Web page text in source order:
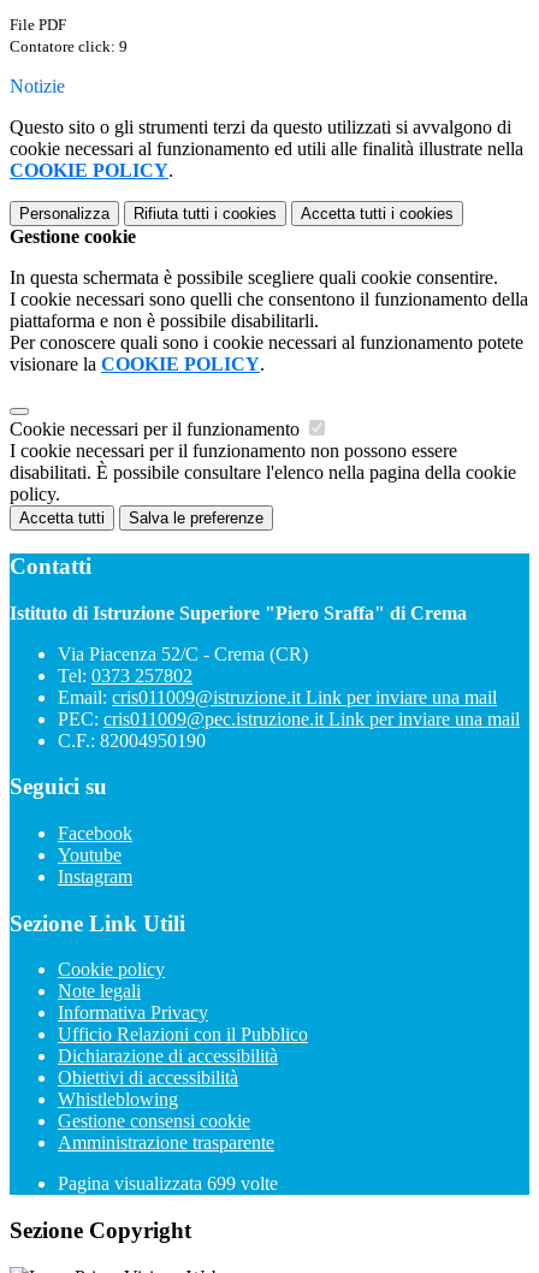
File PDF
Contatore click: 9
Notizie
Questo sito o gli strumenti terzi da questo utilizzati si avvalgono di
cookie necessari al funzionamento ed utili alle finalità illustrate nella
COOKIE POLICY.
Personalizza Rifiuta tutti i cookies Accetta tutti i cookies
Gestione cookie
In questa schermata è possibile scegliere quali cookie consentire.
I cookie necessari sono quelli che consentono il funzionamento della
piattaforma e non è possibile disabilitarli.
Per conoscere quali sono i cookie necessari al funzionamento potete
visionare la COOKIE POLICY.
Cookie necessari per il funzionamento
I cookie necessari per il funzionamento non possono essere
disabilitati. È possibile consultare l'elenco nella pagina della cookie
policy.
Accetta tutti Salva le preferenze
Contatti
Istituto di Istruzione Superiore "Piero Sraffa" di Crema
Via Piacenza 52/C - Crema (CR)
Tel: 0373 257802
Email: cris011009@istruzione.it Link per inviare una mail
PEC: cris011009@pec.istruzione.it Link per inviare una mail
C.F.: 82004950190
Seguici su
Facebook
Youtube
Instagram
Sezione Link Utili
Cookie policy
Note legali
Informativa Privacy
Ufficio Relazioni con il Pubblico
Dichiarazione di accessibilità
Obiettivi di accessibilità
Whistleblowing
Gestione consensi cookie
Amministrazione trasparente
Pagina visualizzata 699 volte
Sezione Copyright